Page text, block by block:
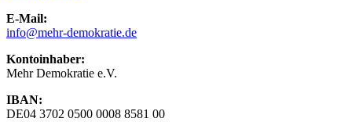
E-Mail:
info@mehr-demokratie.de
Kontoinhaber:
Mehr Demokratie e.V.
IBAN:
DE04 3702 0500 0008 8581 00